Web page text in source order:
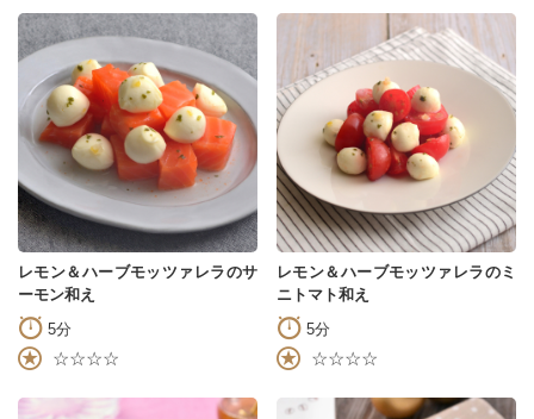
レモン＆ハーブモッツァレラのサ
ーモン和え
5分
☆☆☆☆
レモン＆ハーブモッツァレラのミ
ニトマト和え
5分
☆☆☆☆